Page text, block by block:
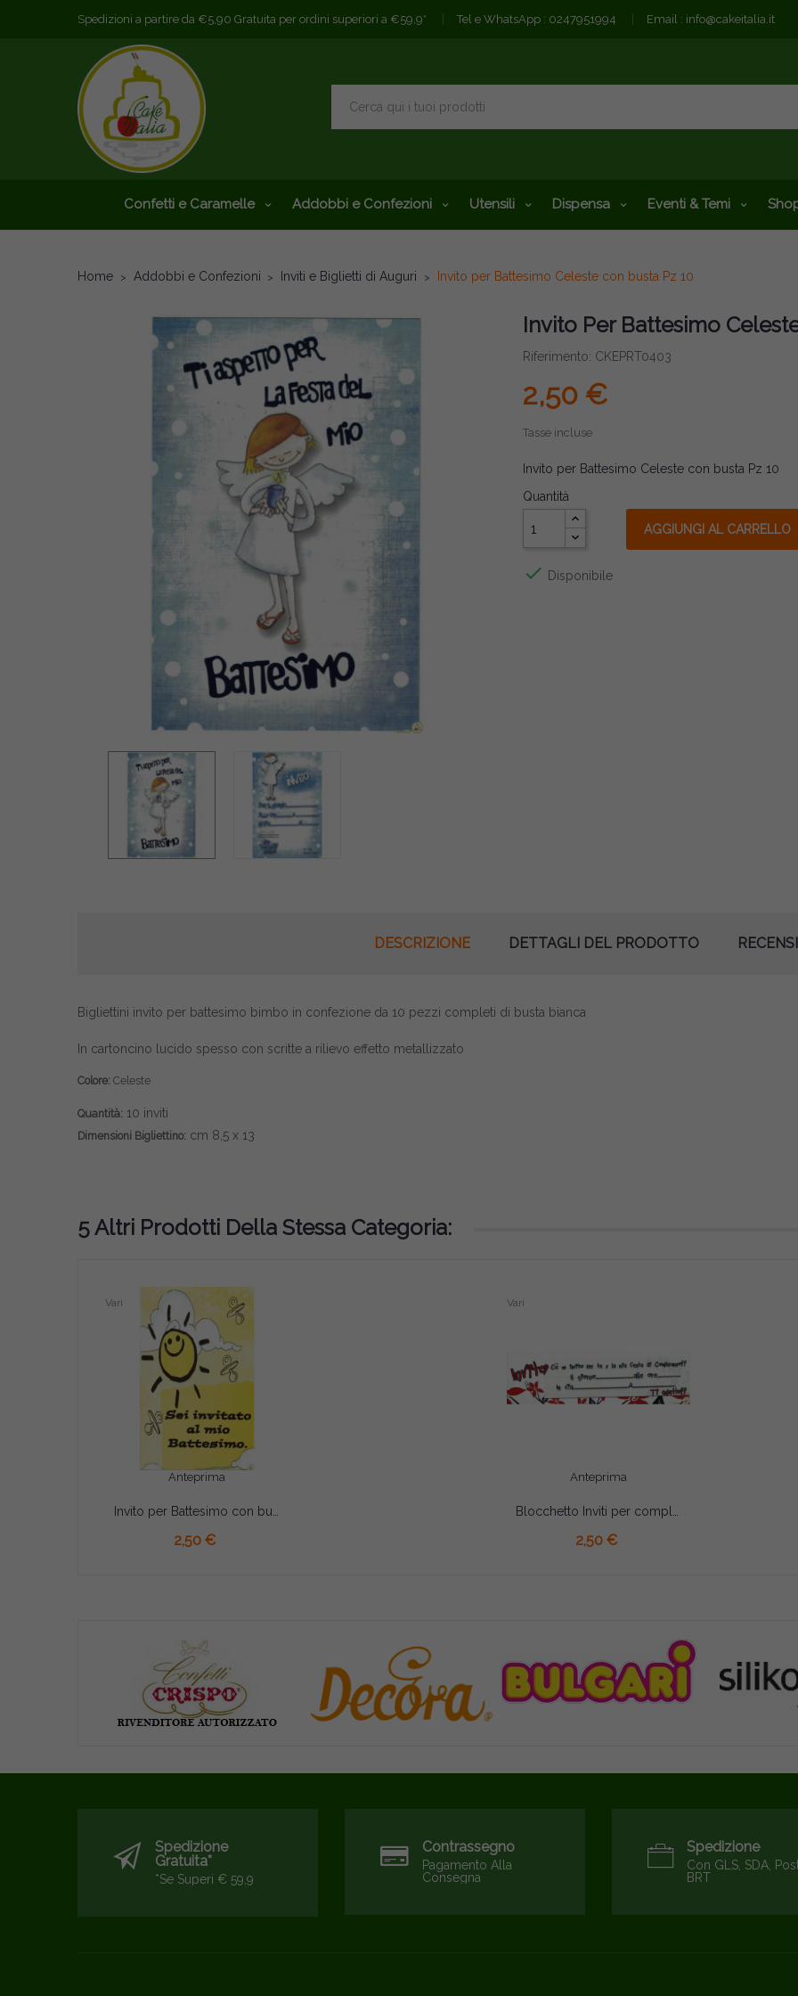
Spedizioni a partire da €5,90 Gratuita per ordini superiori a €59,9* Tel e WhatsApp : 0247951994 Email : info@cakeitalia.it
Confetti e Caramelle Addobbi e Confezioni Utensili Dispensa Eventi & Temi
Home Addobbi e Confezioni Inviti e Biglietti di Auguri Invito per Battesimo Celeste con busta Pz 10
Invito Per Battesimo
Riferimento: CKEPRT0403
2,50 €
Tasse incluse
Invito per Battesimo Celeste con busta Pz 10
Quantità
AGGIUNGI AL CARRELLO
 Disponibile
DESCRIZIONE DETTAGLI DEL PRODOTTO
Bigliettini invito per battesimo bimbo in confezione da 10 pezzi completi di busta bianca
In cartoncino lucido spesso con scritte a rilievo effetto metallizzato
Colore: Celeste
Quantità: 10 inviti
Dimensioni Bigliettino: cm 8,5 x 13
5 Altri Prodotti Della Stessa Categoria:
Anteprima
Vari
2,50 €
Anteprima
Vari
2,50 €
AGGIUNGI AL CARRELLO
Spedizione
Gratuita*
*se Superi € 59,9
Contrassegno
Pagamento Alla
Consegna
Spedizione
Con GLS, SDA,
BRT